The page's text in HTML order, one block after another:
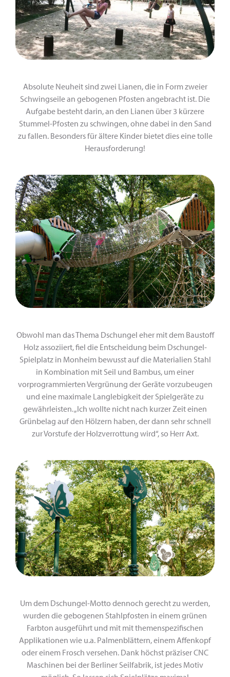
Absolute Neuheit sind zwei Lianen, die in Form zweier
Schwingseile an gebogenen Pfosten angebracht ist. Die
Aufgabe besteht darin, an den Lianen über 3 kürzere
Stummel-Pfosten zu schwingen, ohne dabei in den Sand
zu fallen. Besonders für ältere Kinder bietet dies eine tolle
Herausforderung!
Obwohl man das Thema Dschungel eher mit dem Baustoff
Holz assoziiert, fiel die Entscheidung beim Dschungel-
Spielplatz in Monheim bewusst auf die Materialien Stahl
in Kombination mit Seil und Bambus, um einer
vorprogrammierten Vergrünung der Geräte vorzubeugen
und eine maximale Langlebigkeit der Spielgeräte zu
gewährleisten. „Ich wollte nicht nach kurzer Zeit einen
Grünbelag auf den Hölzern haben, der dann sehr schnell
zur Vorstufe der Holzverrottung wird“, so Herr Axt.
Um dem Dschungel-Motto dennoch gerecht zu werden,
wurden die gebogenen Stahlpfosten in einem grünen
Farbton ausgeführt und mit mit themenspezifischen
Applikationen wie u.a. Palmenblättern, einem Affenkopf
oder einem Frosch versehen. Dank höchst präziser CNC
Maschinen bei der Berliner Seilfabrik, ist jedes Motiv